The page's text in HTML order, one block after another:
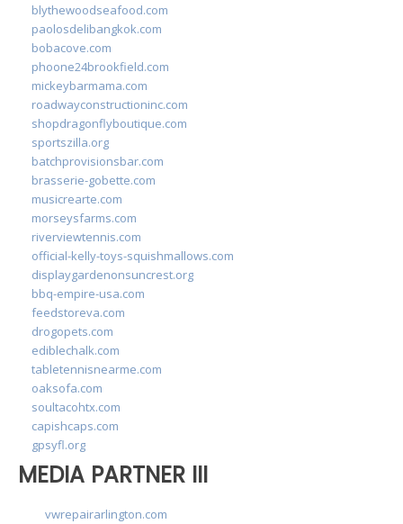
blythewoodseafood.com
paolosdelibangkok.com
bobacove.com
phoone24brookfield.com
mickeybarmama.com
roadwayconstructioninc.com
shopdragonflyboutique.com
sportszilla.org
batchprovisionsbar.com
brasserie-gobette.com
musicrearte.com
morseysfarms.com
riverviewtennis.com
official-kelly-toys-squishmallows.com
displaygardenonsuncrest.org
bbq-empire-usa.com
feedstoreva.com
drogopets.com
ediblechalk.com
tabletennisnearme.com
oaksofa.com
soultacohtx.com
capishcaps.com
gpsyfl.org
MEDIA PARTNER III
vwrepairarlington.com